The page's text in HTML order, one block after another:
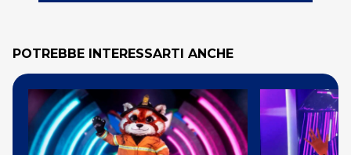
POTREBBE INTERESSARTI ANCHE